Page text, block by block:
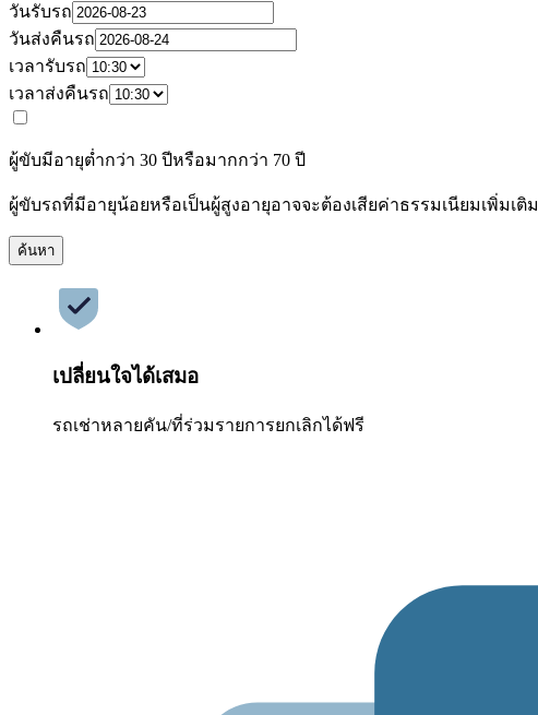
วันรับรถ
วันส่งคืนรถ
เวลารับรถ
เวลาส่งคืนรถ
ผู้ขับมีอายุต่ำกว่า 30 ปีหรือมากกว่า 70 ปี
ผู้ขับรถที่มีอายุน้อยหรือเป็นผู้สูงอายุอาจจะต้องเสียค่าธรรมเนียมเพิ่มเติม
ค้นหา
เปลี่ยนใจได้เสมอ
รถเช่าหลายคัน/ที่ร่วมรายการยกเลิกได้ฟรี